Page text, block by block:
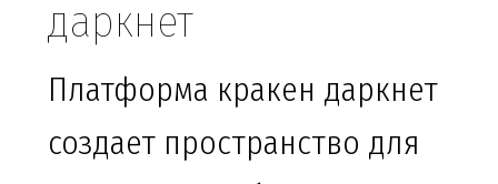
даркнет
Платформа кракен даркнет
создает пространство для